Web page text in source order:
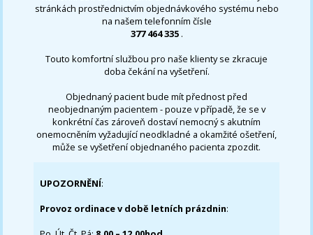
stránkách prostřednictvím objednávkového systému nebo
na našem telefonním čísle
377 464 335 .
Touto komfortní službou pro naše klienty se zkracuje
doba čekání na vyšetření.
Objednaný pacient bude mít přednost před
neobjednaným pacientem - pouze v případě, že se v
konkrétní čas zároveň dostaví nemocný s akutním
onemocněním vyžadující neodkladné a okamžité ošetření,
může se vyšetření objednaného pacienta zpozdit.
UPOZORNĚNÍ:
Provoz ordinace v době letních prázdnin: